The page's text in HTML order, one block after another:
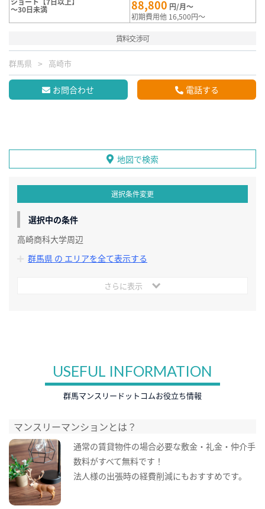
～30日未満 88,800 円/月～
初期費用他 16,500円～
賃料交渉可
群馬県 高崎市
お問合わせ 電話する
地図で検索
選択条件変更
選択中の条件
高崎商科大学周辺
群馬県 の エリアを全て表示する
さらに表示
USEFUL INFORMATION
群馬マンスリードットコムお役立ち情報
マンスリーマンションとは？
通常の賃貸物件の場合必要な敷金・礼金・仲介手
数料がすべて無料です！
法人様の出張時の経費削減にもおすすめです。